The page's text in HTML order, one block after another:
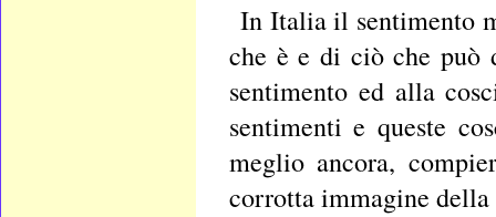
In Italia il sentimento
che è e di ciò che può
sentimento ed alla
sentimenti e queste
meglio ancora,
corrotta immagine